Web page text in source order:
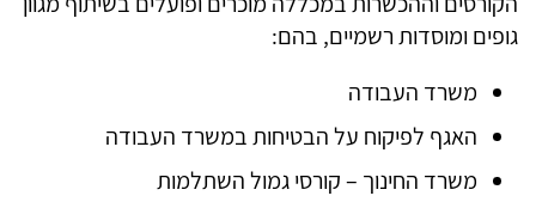
גופים ומוסדות רשמיים, בהם:
משרד העבודה
האגף לפיקוח על הבטיחות במשרד העבודה
משרד החינוך – קורסי גמול השתלמות